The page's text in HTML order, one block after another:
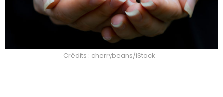
Crédits : cherrybeans/iStock